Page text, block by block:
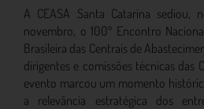
A CEASA Santa Catarina
novembro, o 100º Encontro
Brasileira das Centrais de
dirigentes e comissões técnicas das
evento marcou um momento
a relevância estratégica dos